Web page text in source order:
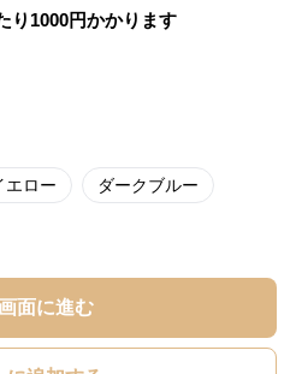
り 1000円かかります
エロー ダークブルー
面に進む